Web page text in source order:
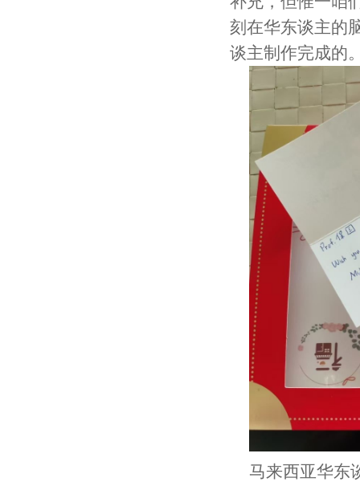
刻在华东谈主的
谈主制作完成的
马来西亚华东